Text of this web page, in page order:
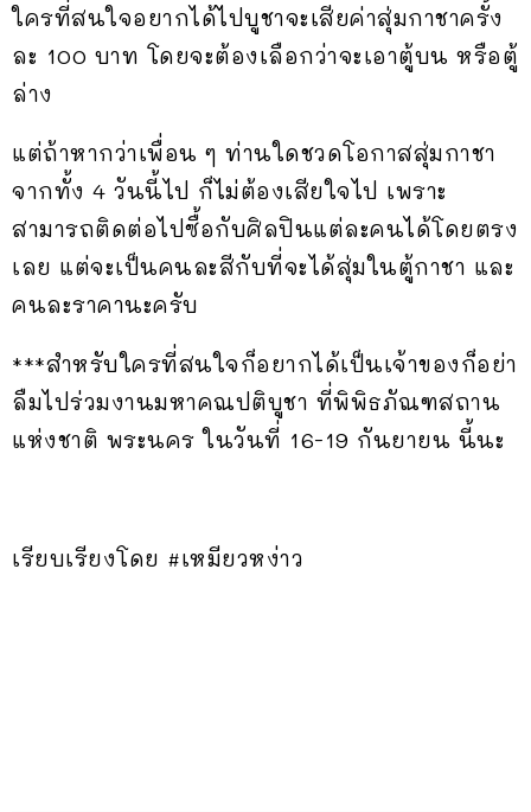
ใครที่สนใจอยากได้ไปบูชาจะเสียค่าสุ่มกาชาครั้ง
ละ 100 บาท โดยจะต้องเลือกว่าจะเอาตู้บน หรือตู้
ล่าง
แต่ถ้าหากว่าเพื่อน ๆ ท่านใดชวดโอกาสสุ่มกาชา
จากทั้ง 4 วันนี้ไป ก็ไม่ต้องเสียใจไป เพราะ
สามารถติดต่อไปซื้อกับศิลปินแต่ละคนได้โดยตรง
เลย แต่จะเป็นคนละสีกับที่จะได้สุ่มในตู้กาชา และ
คนละราคานะครับ
***สำหรับใครที่สนใจก็อยากได้เป็นเจ้าของก็อย่า
ลืมไปร่วมงานมหาคณปติบูชา ที่พิพิธภัณฑสถาน
แห่งชาติ พระนคร ในวันที่ 16-19 กันยายน นี้นะ
เรียบเรียงโดย #เหมียวหง่าว